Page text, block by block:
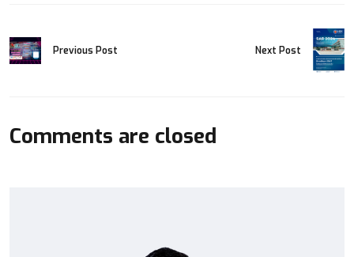
Previous Post Next Post
Comments are closed